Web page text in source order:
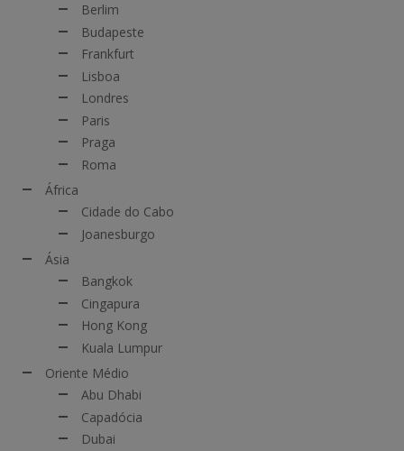
Berlim
Budapeste
Frankfurt
Lisboa
Londres
Paris
Praga
Roma
África
Cidade do Cabo
Joanesburgo
Ásia
Bangkok
Cingapura
Hong Kong
Kuala Lumpur
Oriente Médio
Abu Dhabi
Capadócia
Dubai